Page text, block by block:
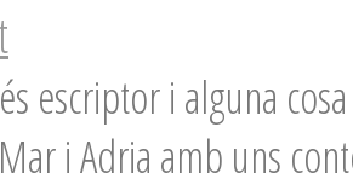
escriptor i alguna
i Adria amb uns